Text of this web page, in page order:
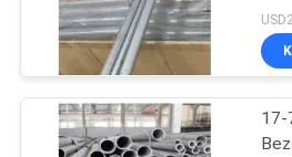
3.1
17-